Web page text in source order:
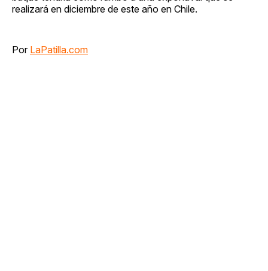
realizará en diciembre de este año en Chile.
Por LaPatilla.com